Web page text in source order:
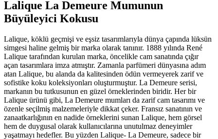
Lalique La Demeure Mumunun
Büyüleyici Kokusu
Lalique, köklü geçmişi ve eşsiz tasarımlarıyla dünya çapında lüksün
simgesi haline gelmiş bir marka olarak tanınır. 1888 yılında René
Lalique tarafından kurulan marka, öncelikle cam sanatında çığır
açan tasarımlara imza atmıştır. Zamanla parfümeri dünyasına adım
atan Lalique, bu alanda da kalitesinden ödün vermeyerek zarif ve
sofistike koku koleksiyonları oluşturmuştur. La Demeure serisi,
markanın bu tutkusunun en güzel örneklerinden biridir. Her bir
Lalique ürünü gibi, La Demeure mumları da zarif cam tasarımı ve
özenle seçilmiş malzemeleriyle dikkat çeker. Fransız sanatının ve
zanaatkarlığının en nadide örneklerini sunan Lalique, hem görsel
hem de duygusal olarak kullanıcılarına unutulmaz deneyimler
yaşatmayı hedefler. Bu yüzden Lalique- La Demeure, sadece bir